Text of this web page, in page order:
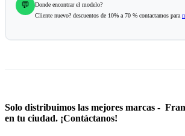
💬
Donde encontrar el modelo?
Cliente nuevo? descuentos de 10% a 70 % contactamos para
Solo distribuimos las mejores marcas -
en tu ciudad. ¡Contáctanos!